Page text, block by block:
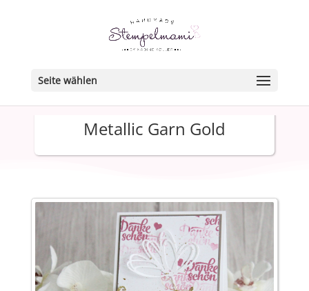
Seite wählen
Metallic Garn Gold